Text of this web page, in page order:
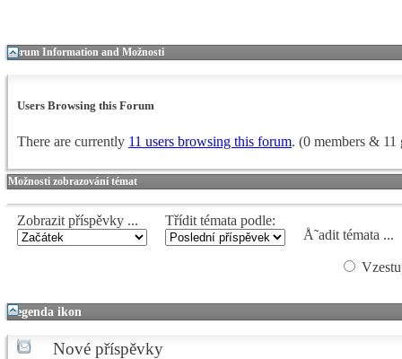
Forum Information and Možnosti
Users Browsing this Forum
There are currently 11 users browsing this forum. (0 members & 11
Možnosti zobrazování témat
Zobrazit příspěvky ...
Třídit témata podle:
Å˜adit témata ...
Legenda ikon
Nové příspěvky